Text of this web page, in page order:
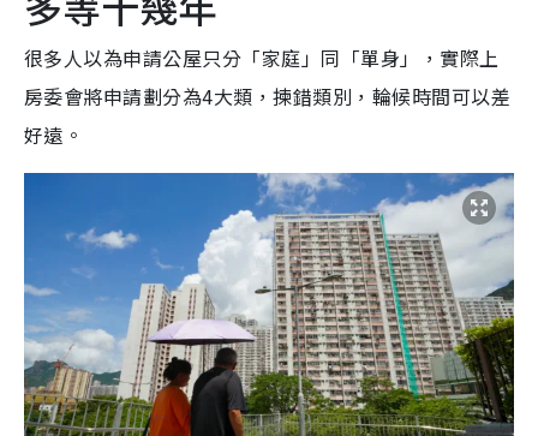
很多人以為申請公屋只分「家庭」同「單身」，實際上
房委會將申請劃分為4大類，揀錯類別，輪候時間可以差
好遠。